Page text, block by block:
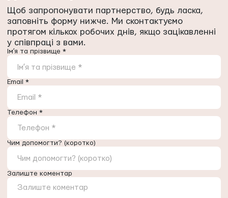
Щоб запропонувати партнерство, будь ласка,
заповніть форму нижче. Ми сконтактуємо
протягом кількох робочих днів, якщо зацікавленні
у співпраці з вами.
Імʼя та прізвище *
Імʼя та прізвище *
Email *
Email *
Телефон *
Телефон *
Чим допомогти? (коротко)
Чим допомогти? (коротко)
Залиште коментар
Залиште коментар